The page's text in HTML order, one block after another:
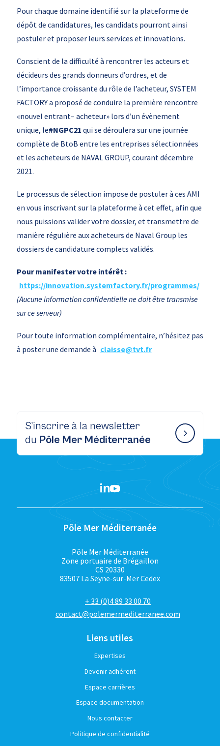
Pour chaque domaine identifié sur la plateforme de
dépôt de candidatures, les candidats pourront ainsi
postuler et proposer leurs services et innovations.
Conscient de la difficulté à rencontrer les acteurs et
décideurs des grands donneurs d’ordres, et de
l’importance croissante du rôle de l’acheteur, SYSTEM
FACTORY a proposé de conduire la première rencontre
«nouvel entrant– acheteur» lors d’un évènement
unique, le#NGPC21 qui se déroulera sur une journée
complète de BtoB entre les entreprises sélectionnées
et les acheteurs de NAVAL GROUP, courant décembre
2021.
Le processus de sélection impose de postuler à ces AMI
en vous inscrivant sur la plateforme à cet effet, afin que
nous puissions valider votre dossier, et transmettre de
manière régulière aux acheteurs de Naval Group les
dossiers de candidature complets validés.
Pour manifester votre intérêt :
https://innovation.systemfactory.fr/programmes/
(Aucune information confidentielle ne doit être transmise
sur ce serveur)
Pour toute information complémentaire, n’hésitez pas
à poster une demande à claisse@tvt.fr
S’inscrire à la newsletter
du Pôle Mer Méditerranée
Pôle Mer Méditerranée
Pôle Mer Méditerranée
Zone portuaire de Brégaillon
CS 20330
83507 La Seyne-sur-Mer Cedex
+ 33 (0)4 89 33 00 70
contact@polemermediterranee.com
Liens utiles
Expertises
Devenir adhérent
Espace carrières
Espace documentation
Nous contacter
Politique de confidentialité